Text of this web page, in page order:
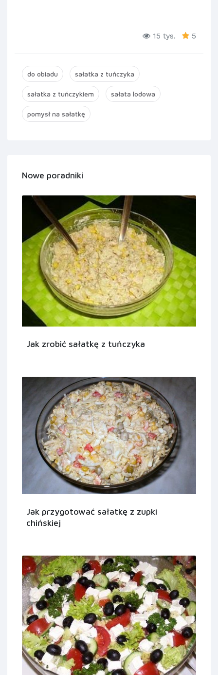
15 tys. 5
do obiadu sałatka z tuńczyka
sałatka z tuńczykiem sałata lodowa
pomysł na sałatkę
Nowe poradniki
Jak zrobić sałatkę z tuńczyka
Jak przygotować sałatkę z zupki
chińskiej